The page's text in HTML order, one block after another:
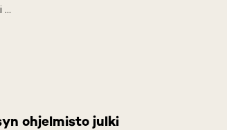
ohjelmisto julki